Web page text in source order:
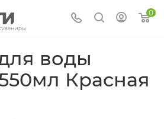
0
воды
Красная